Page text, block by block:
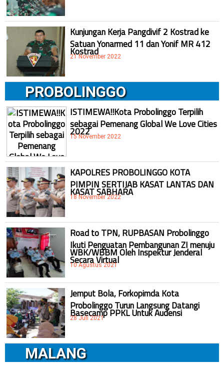
Kunjungan Kerja Pangdivif 2 Kostrad ke
Satuan Yonarmed 11 dan Yonif MR 412
Kostrad
21 November 2022
PROBOLINGGO
ISTIMEWA!!Kota Probolinggo Terpilih
sebagai Pemenang Global We Love Cities
2022
15 November 2022
KAPOLRES PROBOLINGGO KOTA
PIMPIN SERTIJAB KASAT LANTAS DAN
KASAT SABHARA
18 November 2022
Road to TPN, RUPBASAN Probolinggo
Ikuti Penguatan Pembangunan ZI menuju
WBK/WBBM Oleh Inspektur Jenderal
Secara Virtual
10 Agustus 2021
Jemput Bola, Forkopimda Kota
Probolinggo Turun Langsung Datangi
Basecamp PPKL Untuk Audensi
28 Juli 2021
MALANG